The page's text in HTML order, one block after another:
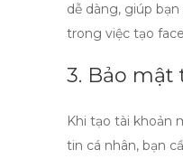
dễ dàng, giúp
trong việc tạo
3. Bảo mật
Khi tạo tài khoản
tin cá nhân, bạn